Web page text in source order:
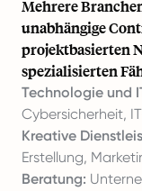
Mehrere
unabhängige
projektbasierten
spezialisierten
Technologie und
Cybersicherheit,
Kreative
Erstellung,
Beratung: